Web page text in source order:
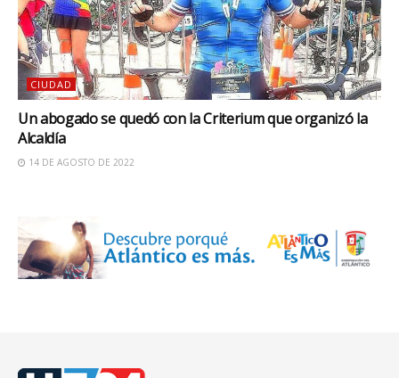
CIUDAD
Un abogado se quedó con la Criterium que organizó la
Alcaldía
14 DE AGOSTO DE 2022